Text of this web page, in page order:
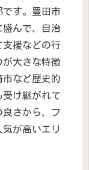
です。豊田市
んで、自治
援などの行
が大きな特徴
など歴史的
け継がれて
さから、フ
が高いエリ